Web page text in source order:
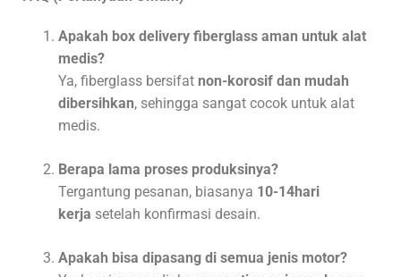
Apakah box delivery fiberglass aman untuk alat
medis?
Ya, fiberglass bersifat non-korosif dan mudah
dibersihkan, sehingga sangat cocok untuk alat
medis.
Berapa lama proses produksinya?
Tergantung pesanan, biasanya 10-14hari
kerja setelah konfirmasi desain.
Apakah bisa dipasang di semua jenis motor?